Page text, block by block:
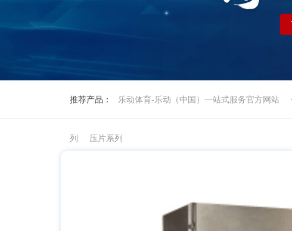
推荐产品： 乐动体育-乐动（中国）一站式服务官方网站
列 压片系列